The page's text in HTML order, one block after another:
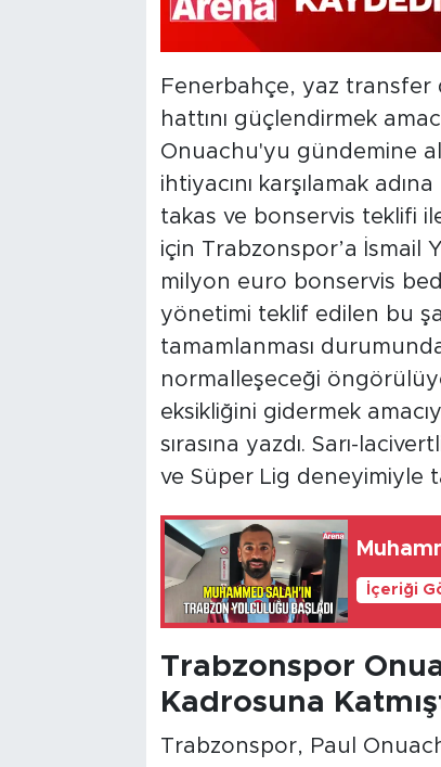
Fenerbahçe, yaz transfer
hattını güçlendirmek
Onuachu'yu gündemine
ihtiyacını karşılamak
takas ve bonservis teklifi
için Trabzonspor’a İsmail
milyon euro bonservis
yönetimi teklif edilen bu
tamamlanması
normalleşeceği
eksikliğini gidermek
sırasına yazdı. Sarı-
ve Süper Lig deneyimiyle
İçeriği
Trabzonspor
Kadrosuna
Trabzonspor, Paul